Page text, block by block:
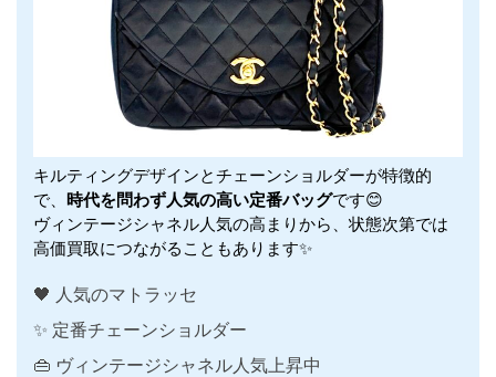
キルティングデザインとチェーンショルダーが特徴的
で、 時代を問わず人気の高い定番バッグです😊
ヴィンテージシャネル人気の高まりから、状態次第では
高価買取につながることもあります✨
🖤 人気のマトラッセ
✨ 定番チェーンショルダー
👜 ヴィンテージシャネル人気上昇中